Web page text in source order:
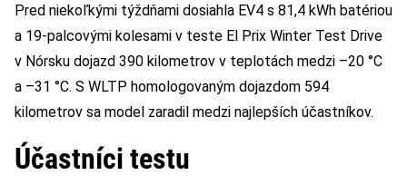
Pred niekoľkými týždňami dosiahla EV4 s 81,4 kWh batériou
a 19-palcovými kolesami v teste El Prix Winter Test Drive
v Nórsku dojazd 390 kilometrov v teplotách medzi –20 °C
a –31 °C. S WLTP homologovaným dojazdom 594
kilometrov sa model zaradil medzi najlepších účastníkov.
Účastníci testu